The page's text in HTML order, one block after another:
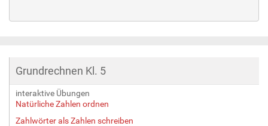
Grundrechnen Kl. 5
interaktive Übungen
Natürliche Zahlen ordnen
Zahlwörter als Zahlen schreiben